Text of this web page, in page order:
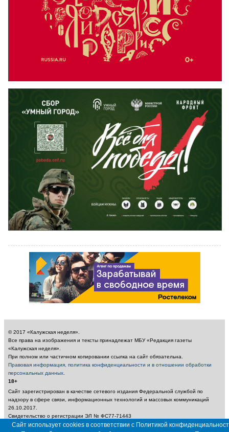
© 2017 «Калужская неделя».
Все права на изображения и тексты принадлежат МБУ «Редакция газеты
«Калужская неделя».
При полном или частичном копировании ссылка на сайт обязательна.
Правовая информация, политика конфиденциальности и в отношении обработки
персональных данных
18+
Сайт зарегистрирован в качестве сетевого издания Федеральной службой по
надзору в сфере связи, информационных технологий и массовых коммуникаций
26.10.2017.
Свидетельство о регистрации ЭЛ № ФС77-71443
Учредитель: Муниципальное бюджетное учреждение «Редакция газеты «Калужская
Сайт использует cookies в соответствии с Политикой